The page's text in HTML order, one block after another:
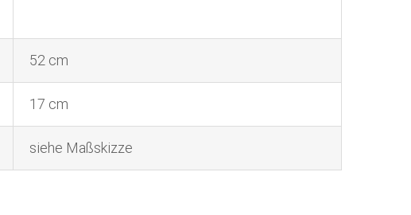
52 cm
17 cm
siehe Maßskizze